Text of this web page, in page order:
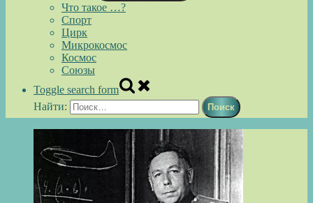
Что такое …?
Спорт
Цирк
Микрокосмос
Космос
Союзы
Toggle search form
Найти: